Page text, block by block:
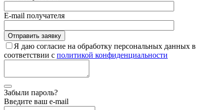
E-mail получателя
Я даю согласие на обработку персональных данных в
соответствии с политикой конфиденциальности
Забыли пароль?
Введите ваш e-mail